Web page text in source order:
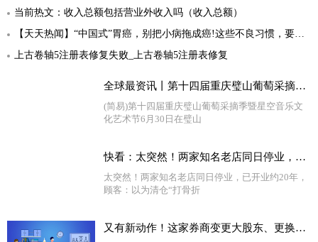
当前热文：收入总额包括营业外收入吗（收入总额）
【天天热闻】“中国式”胃癌，别把小病拖成癌!这些不良习惯，要趁早改掉
上古卷轴5注册表修复失败_上古卷轴5注册表修复
全球最资讯丨第十四届重庆璧山葡萄采摘季暨星空音乐文化艺术节开幕
(简易)第十四届重庆璧山葡萄采摘季暨星空音乐文
化艺术节6月30日在璧山
快看：太突然！两家知名老店同日停业，已开业约20年，顾客：以为清仓“打骨折”，却发现并不便宜
太突然！两家知名老店同日停业，已开业约20年，
顾客：以为清仓“打骨折
又有新动作！这家券商变更大股东、更换掌门人后 启动上市以来最大规模再融资